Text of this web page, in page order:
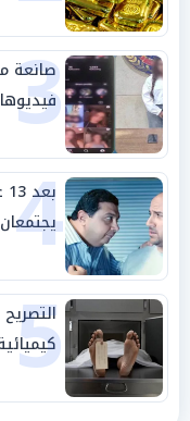
3
صانعة
4
5